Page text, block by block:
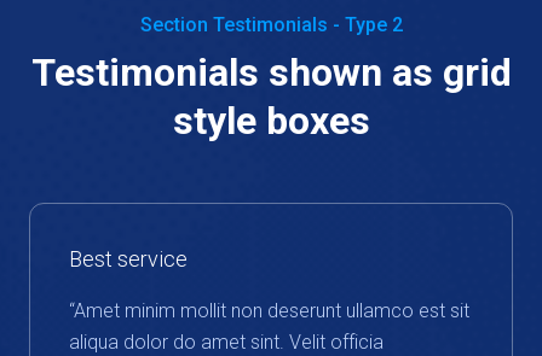
Section Testimonials - Type 2
Testimonials shown as grid
style boxes
Best service
“Amet minim mollit non deserunt ullamco est sit
aliqua dolor do amet sint. Velit officia